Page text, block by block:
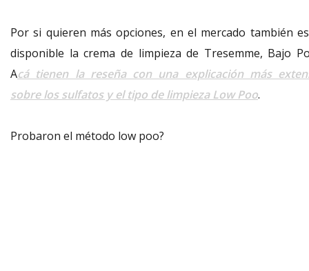
Por si quieren más opciones, en el mercado también
disponible la crema de limpieza de Tresemme, Bajo
Acá tienen la reseña con una explicación más
sobre los sulfatos y el tipo de limpieza Low Poo.
Probaron el método low poo?